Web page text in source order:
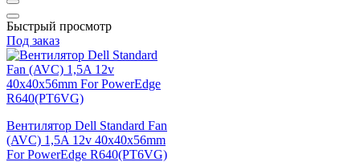
Быстрый просмотр
Под заказ
Вентилятор Dell Standard Fan
(AVC) 1,5A 12v 40x40x56mm
For PowerEdge R640(PT6VG)